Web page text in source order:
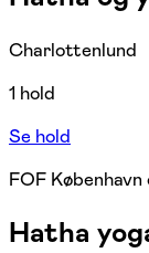
Charlottenlund
1 hold
Se hold
FOF
Hatha